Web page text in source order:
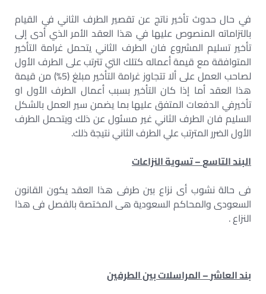
في حال حدوث تأخير ناتج عن تقصير الطرف الثاني في القيام
بالتزاماته المنصوص عليها في هذا العقد الأمر الذي أدى إلى
تأخير تسليم المشروع فان الطرف الثاني يتحمل غرامة التأخير
المتوافقة مع قيمة أعماله كتلك التي تترتب على الطرف الأول
لصاحب العمل على ألا تتجاوز غرامة التأخير مبلغ (5%) من قيمة
هذا العقد أما إذا كان التأخير بسبب أعمال الطرف الأول او
تأخيرفي الدفعات المتفق عليها بما يضمن سير العمل بالشكل
السليم فان الطرف الثاني غير مسئول عن ذلك ويتحمل الطرف
الأول الضرر المترتب علي الطرف الثاني نتيجة ذلك.
البند التاسع–تسوية النزاعات
فى حالة نشوب أى نزاع بين طرفى هذا العقد يكون القانون
السعودى والمحاكم السعودية هى المختصة بالفصل فى هذا
النزاع .
بند العاشر–المراسلات بين الطرفين